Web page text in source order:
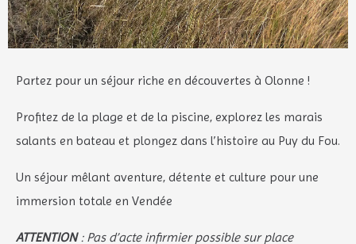
Partez pour un séjour riche en découvertes à Olonne !
Profitez de la plage et de la piscine, explorez les marais
salants en bateau et plongez dans l’histoire au Puy du Fou.
Un séjour mêlant aventure, détente et culture pour une
immersion totale en Vendée
ATTENTION: Pas d’acte infirmier possible sur place